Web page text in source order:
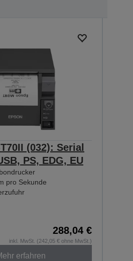
(032): Serial
PS, EDG, EU
pro Sekunde
288,04 €
inkl. MwSt. (242,05 € ohne MwSt.)
erfahren